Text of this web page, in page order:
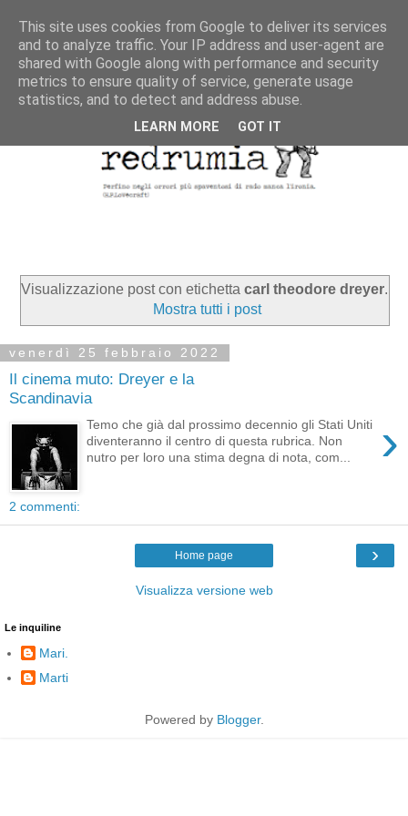
Visualizzazione post con etichetta carl theodore dreyer.
Mostra tutti i post
venerdì 25 febbraio 2022
Il cinema muto: Dreyer e la
Scandinavia
›
Temo che già dal prossimo decennio gli Stati Uniti
diventeranno il centro di questa rubrica. Non
nutro per loro una stima degna di nota, com...
2 commenti:
›
Home page
Visualizza versione web
Le inquiline
Mari.
Marti
Powered by Blogger.
This site uses cookies from Google to deliver its services
and to analyze traffic. Your IP address and user-agent are
shared with Google along with performance and security
metrics to ensure quality of service, generate usage
statistics, and to detect and address abuse.
LEARN MORE GOT IT